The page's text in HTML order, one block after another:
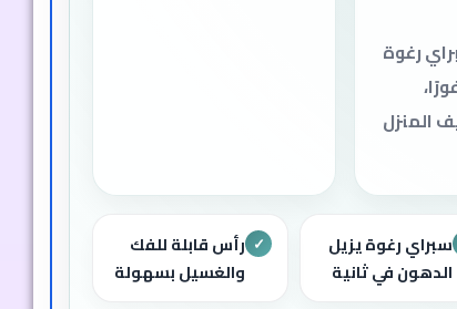
رغوة
المنزل
سبراي رغوة يزيل
الدهون في ثانية
✓ رأس قابلة للفك
والغسيل بسهولة